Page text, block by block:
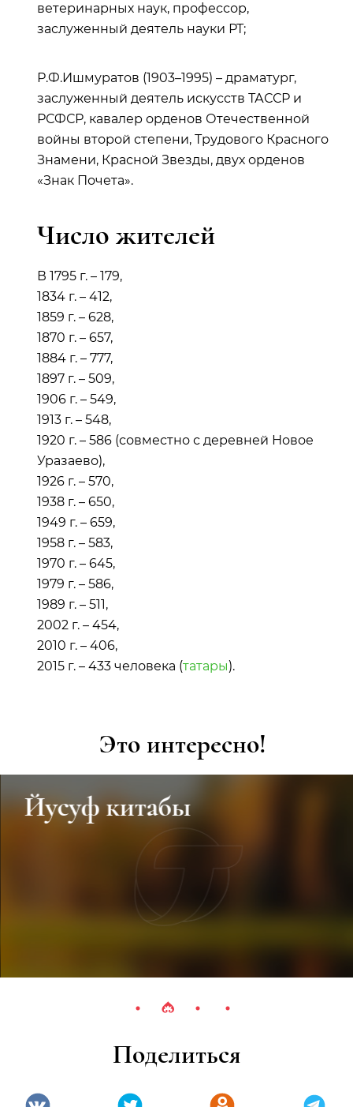
ветеринарных наук, профессор,
заслуженный деятель науки РТ;
Р.Ф.Ишмуратов (1903–1995) – драматург,
заслуженный деятель искусств ТАССР и
РСФСР, кавалер орденов Отечественной
войны второй степени, Трудового Красного
Знамени, Красной Звезды, двух орденов
«Знак Почета».
Число жителей
В 1795 г. – 179,
1834 г. – 412,
1859 г. – 628,
1870 г. – 657,
1884 г. – 777,
1897 г. – 509,
1906 г. – 549,
1913 г. – 548,
1920 г. – 586 (совместно с деревней Новое
Уразаево),
1926 г. – 570,
1938 г. – 650,
1949 г. – 659,
1958 г. – 583,
1970 г. – 645,
1979 г. – 586,
1989 г. – 511,
2002 г. – 454,
2010 г. – 406,
2015 г. – 433 человека (татары).
Это интересно!
Йусуф китабы
Поделиться